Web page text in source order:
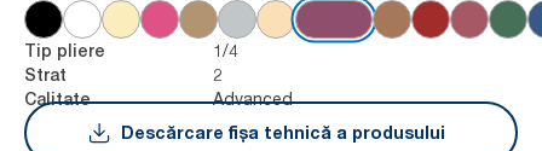
Tip pliere 1/4
Strat 2
Calitate
Advanced
Descărcare fișa tehnică a produsului